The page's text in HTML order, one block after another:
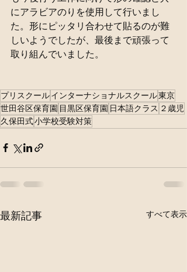
にアラビアのりを使用して行いまし
た。形にピッタリ合わせて貼るのが難
しいようでしたが、最後まで頑張って
取り組んでいました。
プリスクールインターナショナルスクール東京
世田谷区保育園 目黒区保育園 日本語クラス ２歳児
久保田式小学校受験対策
最新記事 すべて表示